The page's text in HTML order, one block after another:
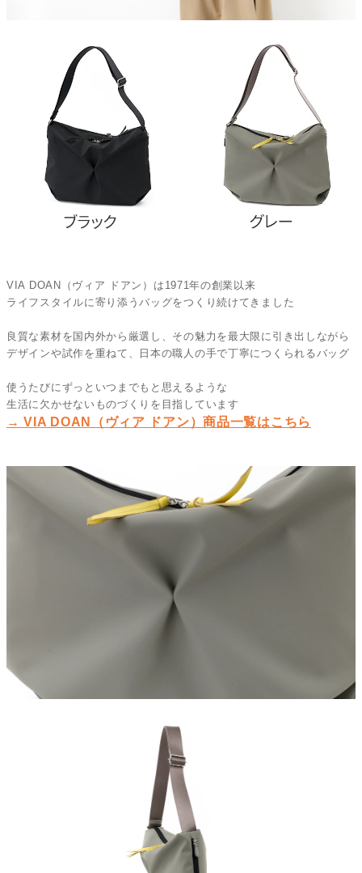
VIA DOAN（ヴィア ドアン）は1971年の創業以来
ライフスタイルに寄り添うバッグをつくり続けてきました
良質な素材を国内外から厳選し、その魅力を最大限に引き出しながら
デザインや試作を重ねて、日本の職人の手で丁寧につくられるバッグ
使うたびにずっといつまでもと思えるような
生活に欠かせないものづくりを目指しています
→ VIA DOAN（ヴィア ドアン）商品一覧はこちら